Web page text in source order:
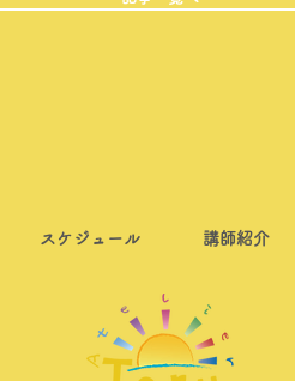
スケジュール 講師紹介